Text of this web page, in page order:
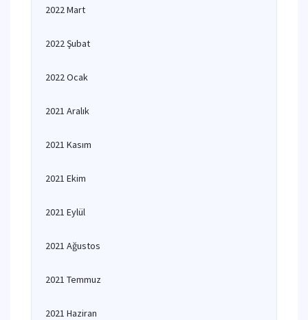
2022 Mart
2022 Şubat
2022 Ocak
2021 Aralık
2021 Kasım
2021 Ekim
2021 Eylül
2021 Ağustos
2021 Temmuz
2021 Haziran